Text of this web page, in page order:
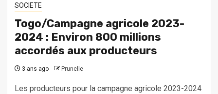
SOCIETE
Togo/Campagne agricole 2023-
2024 : Environ 800 millions
accordés aux producteurs
3 ans ago Prunelle
Les producteurs pour la campagne agricole 2023-2024